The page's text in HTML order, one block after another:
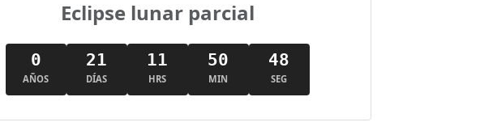
Eclipse lunar parcial
0
AÑOS
21
DÍAS
11
HRS
50
MIN
47
SEG